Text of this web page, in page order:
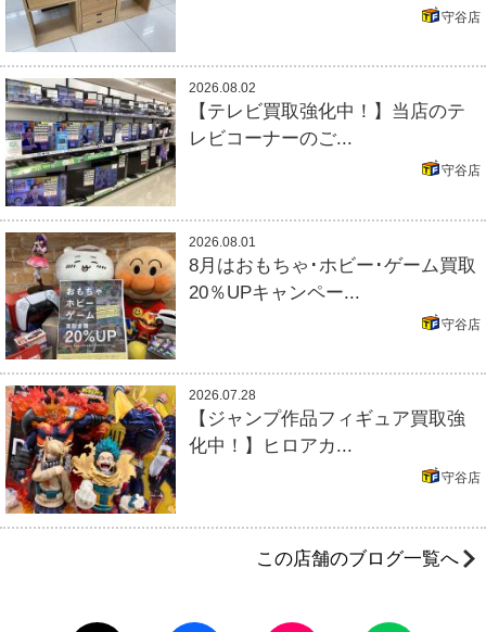
守谷店
2026.08.02
【テレビ買取強化中！】当店のテ
レビコーナーのご...
守谷店
2026.08.01
8月はおもちゃ･ホビー･ゲーム買取
20％UPキャンペー...
守谷店
2026.07.28
【ジャンプ作品フィギュア買取強
化中！】ヒロアカ...
守谷店
この店舗のブログ一覧へ